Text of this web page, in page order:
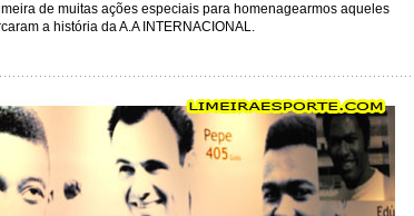
de muitas ações especiais para homenagearmos aqueles
a história da A.A INTERNACIONAL.